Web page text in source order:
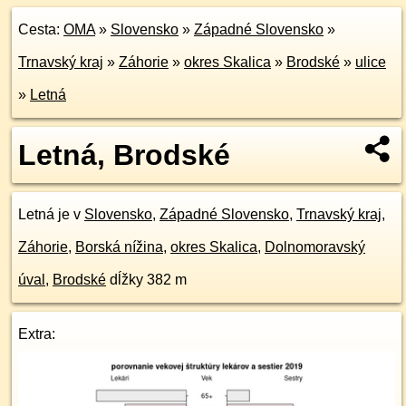
Cesta: OMA» Slovensko » Západné Slovensko »
Trnavský kraj » Záhorie » okres Skalica » Brodské » ulice
» Letná
Letná, Brodské
Letná je v Slovensko, Západné Slovensko, Trnavský kraj,
Záhorie, Borská nížina, okres Skalica, Dolnomoravský
úval , Brodské dĺžky 382 m
Extra: